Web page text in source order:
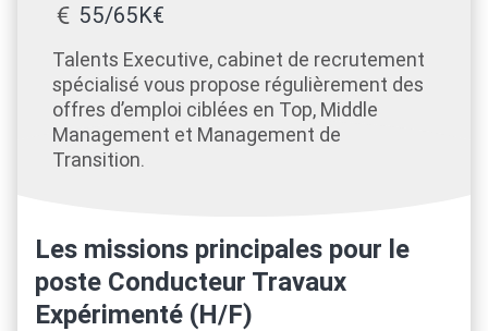
55/65K€
Talents Executive, cabinet de recrutement
spécialisé vous propose régulièrement des
offres d’emploi ciblées en Top, Middle
Management et Management de
Transition.
Les missions principales pour le
poste Conducteur Travaux
Expérimenté (H/F)